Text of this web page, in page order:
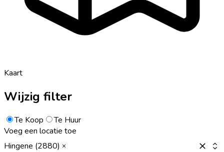
Kaart
Wijzig filter
Te Koop
Te Huur
Voeg een locatie toe
Hingene (2880)